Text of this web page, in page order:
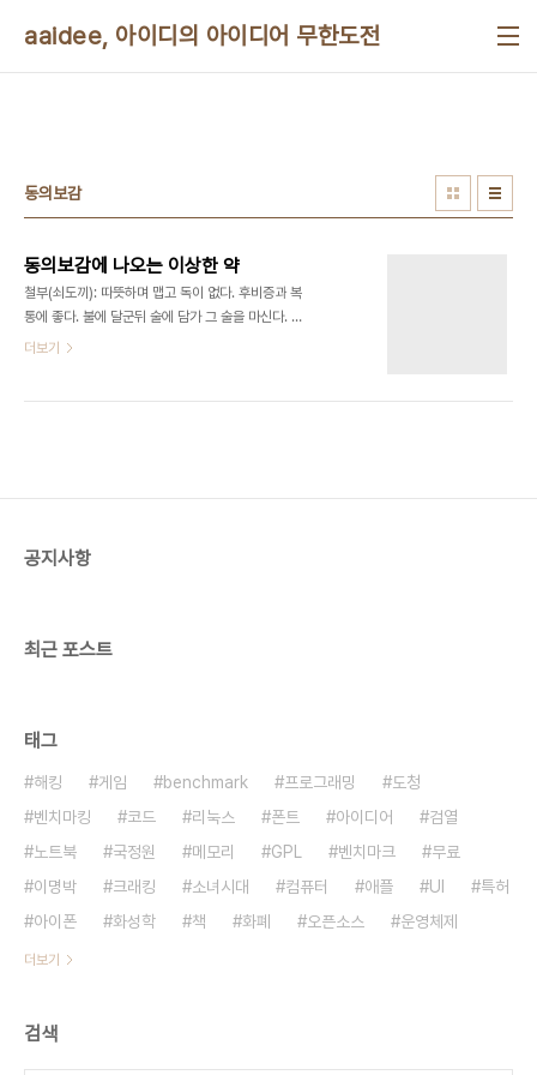
aaidee, 아이디의 아이디어 무한도전
동의보감
동의보감에 나오는 이상한 약
철부(쇠도끼): 따뜻하며 맵고 독이 없다. 후비증과 복
통에 좋다. 불에 달군뒤 술에 담가 그 술을 마신다. 도
끼가 없으면 저울추도 좋다. 오래된 톱: 참대나 나무
물을 마신다. 동경비(구리거울): 차고 시며 약간 독이
더보기
공지사항
최근 포스트
태그
해킹 게임 benchmark 프로그래밍
도청
벤치마킹
코드 리눅스 폰트 아이디어
검열
노트북
국정원 메모리 GPL 벤치마크
무료
이명박
크래킹 소녀시대 컴퓨터 애플 UI
특허
아이폰
화성학 책 화폐 오픈소스 운영체제
더보기
검색